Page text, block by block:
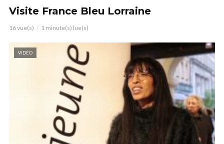
Visite France Bleu Lorraine
16 vue(s) 1 minute(s) lue(s)
VIDÉO